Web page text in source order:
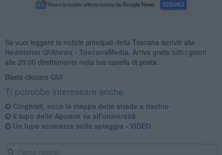
Se vuoi leggere le notizie principali della Toscana iscriviti alla
Newsletter QUInews - ToscanaMedia. Arriva gratis tutti i giorni
alle 20:00 direttamente nella tua casella di posta.
Basta cliccare QUI
Ti potrebbe interessare anche:
Cinghiali, ecco la mappa delle strade a rischio
Il lupo delle Apuane va all'università
Un lupo scorrazza sulla spiaggia - VIDEO